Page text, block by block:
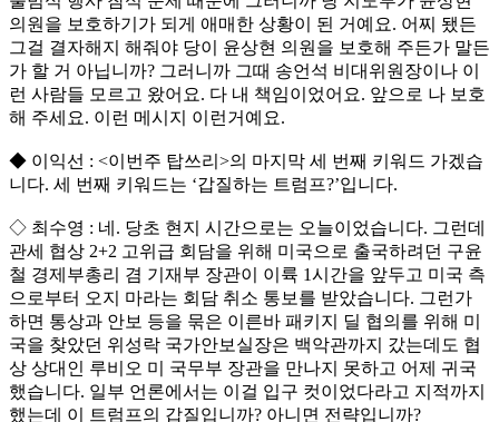
의원을 보호하기가 되게 애매한 상황이 된 거예요. 어찌 됐든
그걸 결자해지 해줘야 당이 윤상현 의원을 보호해 주든가 말든
가 할 거 아닙니까? 그러니까 그때 송언석 비대위원장이나 이
런 사람들 모르고 왔어요. 다 내 책임이었어요. 앞으로 나 보호
해 주세요. 이런 메시지 이런거예요.
◆ 이익선 : <이번주 탑쓰리>의 마지막 세 번째 키워드 가겠습
니다. 세 번째 키워드는 ‘갑질하는 트럼프?’입니다.
◇ 최수영 : 네. 당초 현지 시간으로는 오늘이었습니다. 그런데
관세 협상 2+2 고위급 회담을 위해 미국으로 출국하려던 구윤
철 경제부총리 겸 기재부 장관이 이륙 1시간을 앞두고 미국 측
으로부터 오지 마라는 회담 취소 통보를 받았습니다. 그런가
하면 통상과 안보 등을 묶은 이른바 패키지 딜 협의를 위해 미
국을 찾았던 위성락 국가안보실장은 백악관까지 갔는데도 협
상 상대인 루비오 미 국무부 장관을 만나지 못하고 어제 귀국
했습니다. 일부 언론에서는 이걸 입구 컷이었다라고 지적까지
했는데 이 트럼프의 갑질입니까? 아니면 전략입니까?